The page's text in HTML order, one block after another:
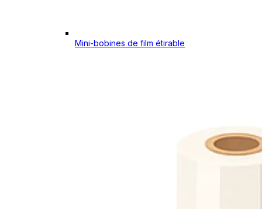
Mini-bobines de film étirable